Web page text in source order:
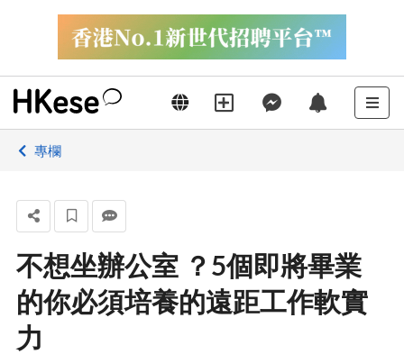
專欄
不想坐辦公室 ？5個即將畢業
的你必須培養的遠距工作軟實
力